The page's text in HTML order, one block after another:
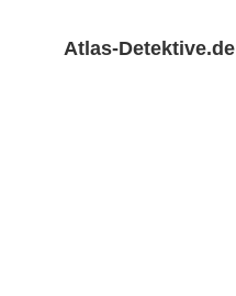
Atlas-Detektive.de